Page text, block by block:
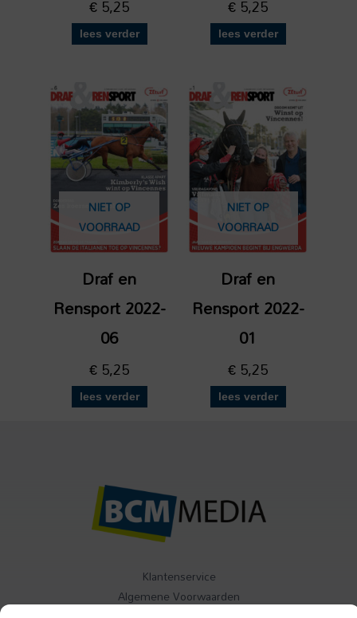
€5,25
lees verder
€5,25
lees verder
NIET OP
VOORRAAD
Draf en
Rensport 2022-
06
€5,25
lees verder
NIET OP
VOORRAAD
Draf en
Rensport 2022-
01
€5,25
lees verder
Klantenservice
Algemene Voorwaarden